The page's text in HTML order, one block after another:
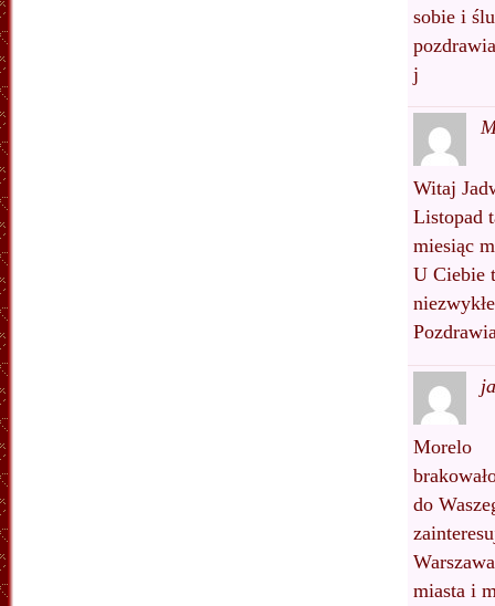
sobie i
j
Witaj
Listopad
miesiąc
U Ciebie
Morelo
do
miasta i